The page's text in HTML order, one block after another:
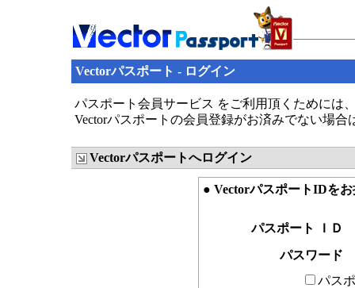
Vectorパスポート - ログイン
パスポート会員サービス をご利用頂くためには
Vectorパスポートの会員登録がお済みでない場
Vectorパスポートへログイン
● VectorパスポートIDを
パスポート ＩＤ
パスワード
パス